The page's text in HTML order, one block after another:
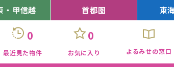
・甲信越 首都圏 東
0
最近見た物件
0
お気に入り よるみせの窓口